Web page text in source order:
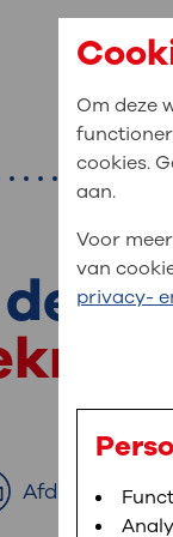
,
In
het u
Afdrukken
Om deze
cookies.
aan.
Voor
van
privacy-